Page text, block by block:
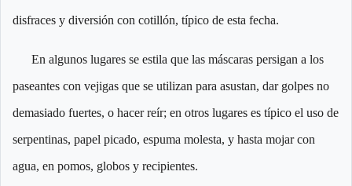
disfraces y diversión con cotillón, típico de esta fecha.
En algunos lugares se estila que las máscaras persigan a los
paseantes con vejigas que se utilizan para asustan, dar golpes no
demasiado fuertes, o hacer reír; en otros lugares es típico el uso de
serpentinas, papel picado, espuma molesta, y hasta mojar con
agua, en pomos, globos y recipientes.